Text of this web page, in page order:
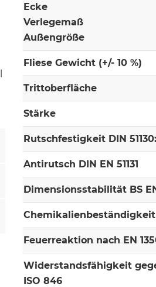
Ecke
Verlegemaß
Außengröße
Fliese Gewicht (+/- 10 %)
Trittoberfläche
Stärke
Rutschfestigkeit DIN
Antirutsch DIN EN 51131
Dimensionsstabilität BS
Chemikalienbeständigkeit
Feuerreaktion nach EN
Widerstandsfähigkeit
ISO 846